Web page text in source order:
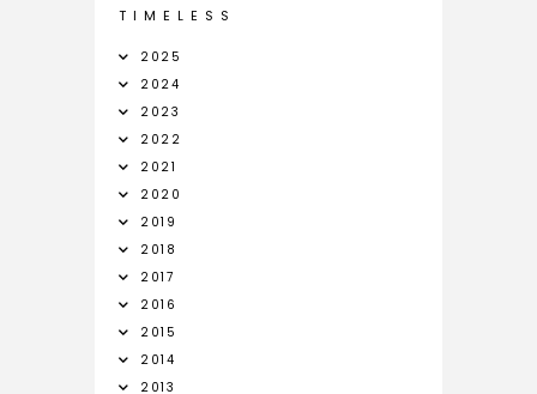
T I M E L E S S
2025
2024
2023
2022
2021
2020
2019
2018
2017
2016
2015
2014
2013